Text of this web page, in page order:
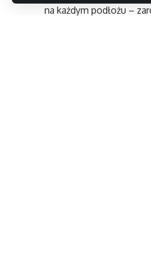
na każdym podłożu –